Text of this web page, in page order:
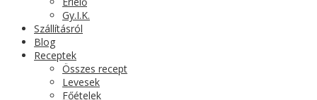
Gy.I.K.
Szállításról
Blog
Receptek
Összes recept
Levesek
Főételek